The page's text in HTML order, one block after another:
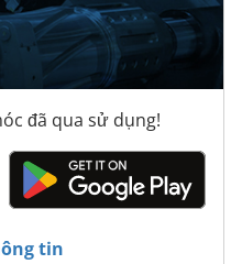
đã qua sử dụng!
tin